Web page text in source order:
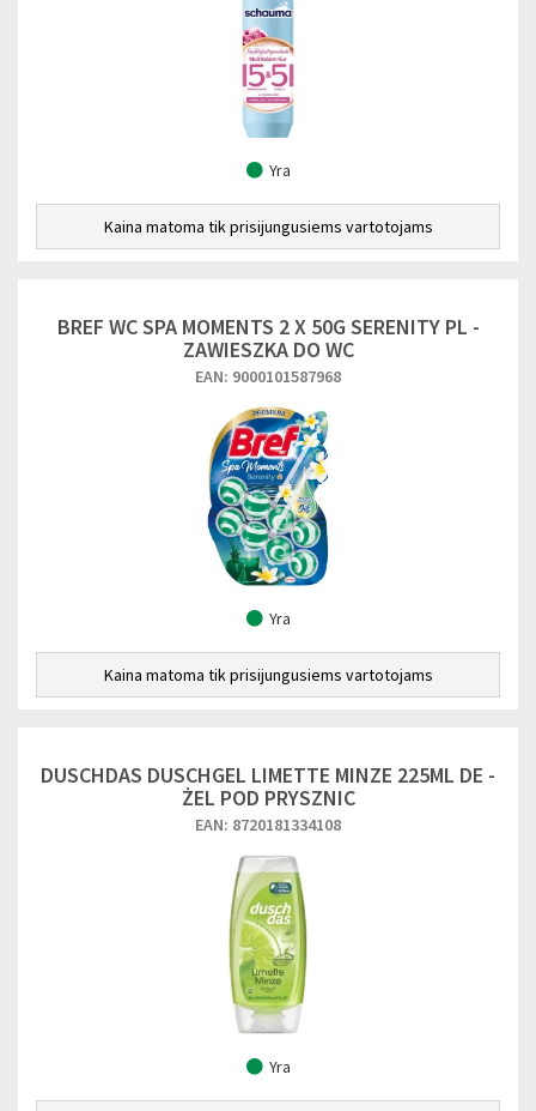
Yra
Kaina matoma tik prisijungusiems vartotojams
BREF WC SPA MOMENTS 2 X 50G SERENITY PL -
ZAWIESZKA DO WC
EAN: 9000101587968
Yra
Kaina matoma tik prisijungusiems vartotojams
DUSCHDAS DUSCHGEL LIMETTE MINZE 225ML DE -
ŻEL POD PRYSZNIC
EAN: 8720181334108
Yra